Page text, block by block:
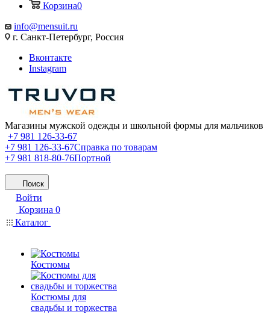
Корзина0
info@mensuit.ru
г. Санкт-Петербург, Россия
Вконтакте
Instagram
Магазины мужской одежды и школьной формы для мальчиков
+7 981 126-33-67
+7 981 126-33-67Справка по товарам
+7 981 818-80-76Портной
Поиск
Войти
Корзина 0
Каталог
Костюмы
Костюмы для
свадьбы и торжества